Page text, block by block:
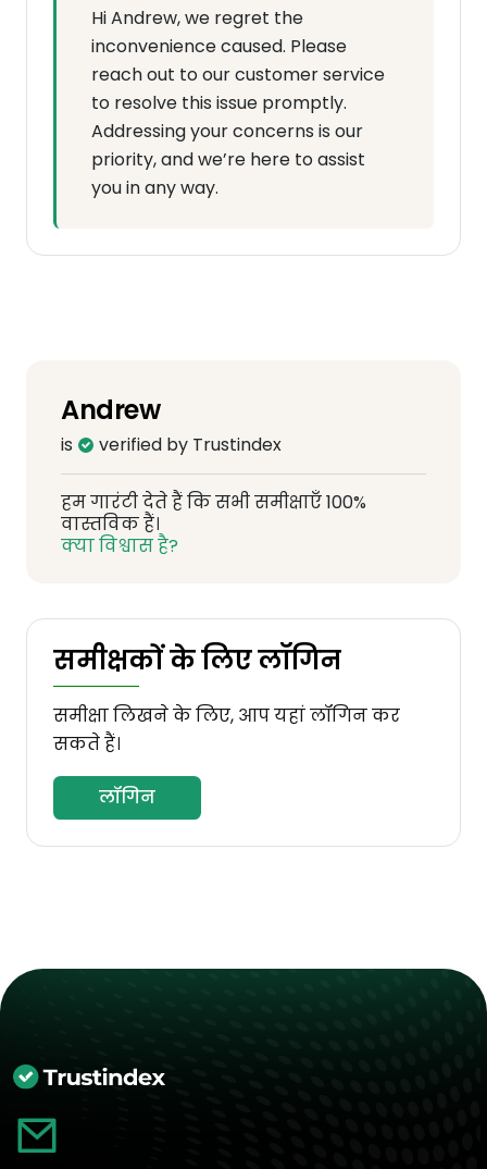
Hi Andrew, we regret the
inconvenience caused. Please
reach out to our customer service
to resolve this issue promptly.
Addressing your concerns is our
priority, and we’re here to assist
you in any way.
Andrew
is verified by Trustindex
हम गारंटी देते हैं कि सभी समीक्षाएँ 100%
वास्तविक हैं।
क्या विश्वास है?
समीक्षकों के लिए लॉगिन
समीक्षा लिखने के लिए, आप यहां लॉगिन कर
सकते हैं।
लॉगिन